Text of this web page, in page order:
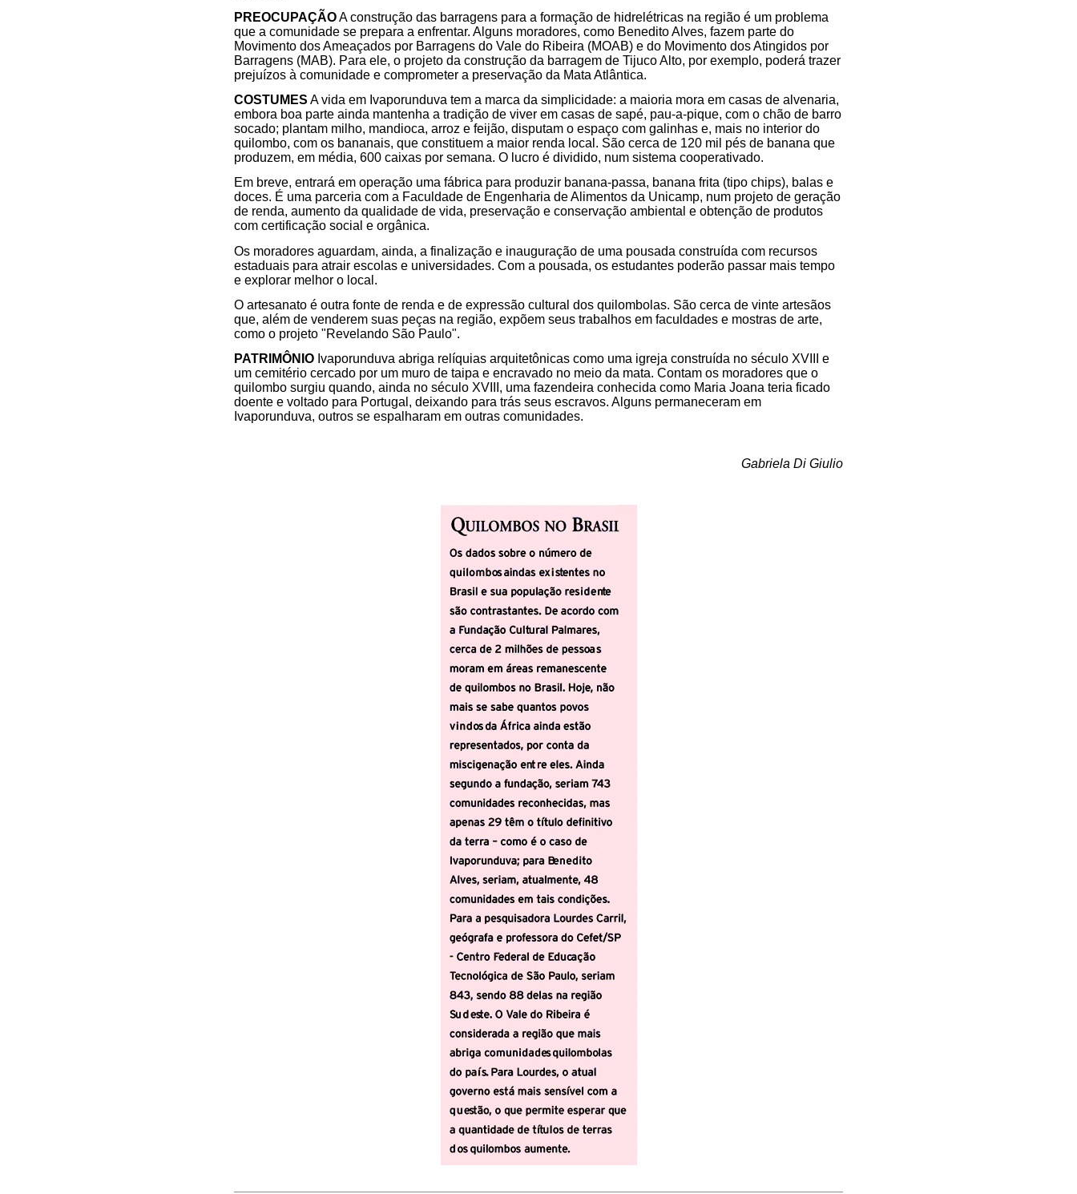
PREOCUPAÇÃOA construção das barragens para a formação de hidrelétricas na região é um problema
que a comunidade se prepara a enfrentar. Alguns moradores, como Benedito Alves, fazem parte do
Movimento dos Ameaçados por Barragens do Vale do Ribeira (MOAB) e do Movimento dos Atingidos por
Barragens (MAB). Para ele, o projeto da construção da barragem de Tijuco Alto, por exemplo, poderá trazer
prejuízos à comunidade e comprometer a preservação da Mata Atlântica.
COSTUMES A vida em Ivaporunduva tem a marca da simplicidade: a maioria mora em casas de alvenaria,
embora boa parte ainda mantenha a tradição de viver em casas de sapé, pau-a-pique, com o chão de barro
socado; plantam milho, mandioca, arroz e feijão, disputam o espaço com galinhas e, mais no interior do
quilombo, com os bananais, que constituem a maior renda local. São cerca de 120 mil pés de banana que
produzem, em média, 600 caixas por semana. O lucro é dividido, num sistema cooperativado.
Em breve, entrará em operação uma fábrica para produzir banana-passa, banana frita (tipo chips), balas e
doces. É uma parceria com a Faculdade de Engenharia de Alimentos da Unicamp, num projeto de geração
de renda, aumento da qualidade de vida, preservação e conservação ambiental e obtenção de produtos
com certificação social e orgânica.
Os moradores aguardam, ainda, a finalização e inauguração de uma pousada construída com recursos
estaduais para atrair escolas e universidades. Com a pousada, os estudantes poderão passar mais tempo
e explorar melhor o local.
O artesanato é outra fonte de renda e de expressão cultural dos quilombolas. São cerca de vinte artesãos
que, além de venderem suas peças na região, expõem seus trabalhos em faculdades e mostras de arte,
como o projeto "Revelando São Paulo".
PATRIMÔNIO Ivaporunduva abriga relíquias arquitetônicas como uma igreja construída no século XVIII e
um cemitério cercado por um muro de taipa e encravado no meio da mata. Contam os moradores que o
quilombo surgiu quando, ainda no século XVIII, uma fazendeira conhecida como Maria Joana teria ficado
doente e voltado para Portugal, deixando para trás seus escravos. Alguns permaneceram em
Ivaporunduva, outros se espalharam em outras comunidades.
Gabriela Di Giulio